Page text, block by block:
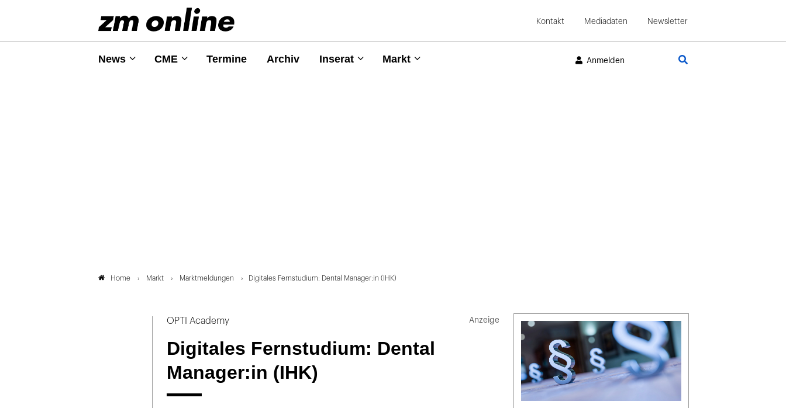
Kontakt Mediadaten Newsletter
News CME Termine Archiv Inserat Markt Anmelden
Home Markt Marktmeldungen Digitales Fernstudium: Dental Manager:in (IHK)
OPTI Academy
Digitales Fernstudium: Dental
Manager:in (IHK)